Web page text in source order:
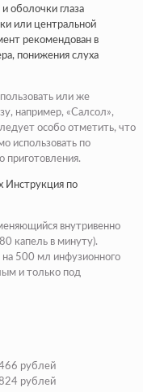
оболочки глаза
или центральной
рекомендован в
понижения слуха
или же
например, «Салсол»,
особо отметить, что
использовать по
приготовления.
Инструкция по
внутривенно
капель в минуту).
на 500 мл инфузионного
и только под
рублей
рублей